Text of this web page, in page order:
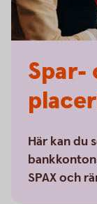
Spar-
Här kan du
SPAX och